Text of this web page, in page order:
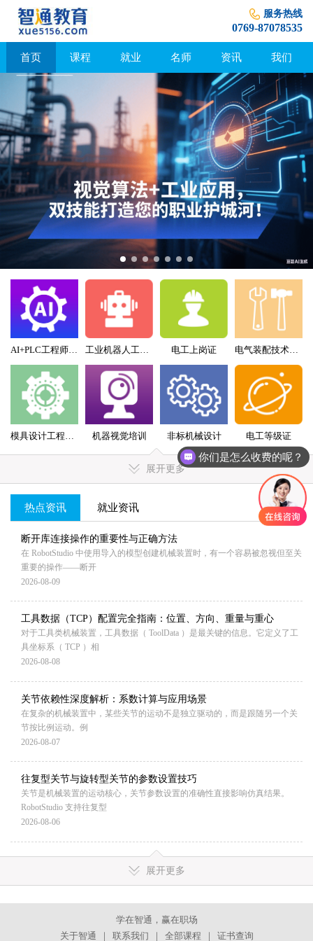
服务热线
0769-87078535
首页 课程 就业 名师 资讯 我们
AI+PLC工程师实战班 工业机器人工程师班 电工上岗证 电气装配技术员（配盘）特训班
机器视觉培训 非标机械设计 电工等级证
展开更多
MORE+
热点资讯 就业资讯
断开库连接操作的重要性与正确方法
在 RobotStudio 中使用导入的模型创建机械装置时，有一个容易被忽视但至关
重要的操作——断开
2026-08-09
工具数据（TCP）配置完全指南：位置、方向、重量与重心
对于工具类机械装置，工具数据（ ToolData ）是最关键的信息。它定义了工
具坐标系（ TCP ）相
2026-08-08
关节依赖性深度解析：系数计算与应用场景
在复杂的机械装置中，某些关节的运动不是独立驱动的，而是跟随另一个关
节按比例运动。例
2026-08-07
往复型关节与旋转型关节的参数设置技巧
关节是机械装置的运动核心，关节参数设置的准确性直接影响仿真结果。
RobotStudio 支持往复型
2026-08-06
展开更多
学在智通，赢在职场
关于智通
｜ 联系我们 ｜ 全部课程 ｜ 证书查询
你们是怎么收费的呢？